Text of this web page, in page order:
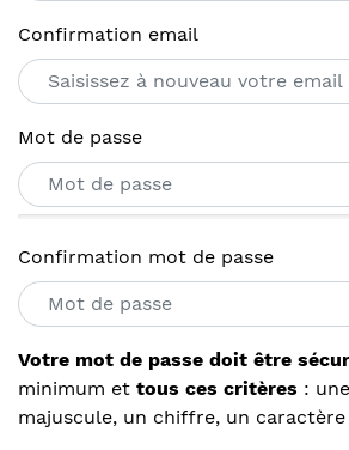
Confirmation email
Mot de passe
Confirmation mot de passe
Votre mot de passe doit être
minimum et tous ces critères :
majuscule, un chiffre, un caractère